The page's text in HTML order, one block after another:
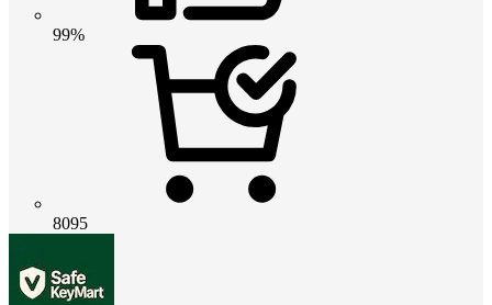
99%
8095